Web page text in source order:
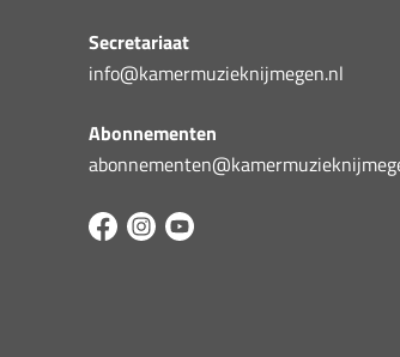
Secretariaat
info@kamermuzieknijmegen.nl
Abonnementen